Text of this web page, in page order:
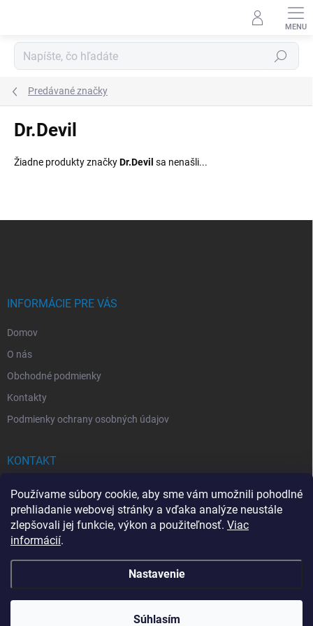
Používame súbory cookie, aby sme vám umožnili pohodlné
prehliadanie webovej stránky a vďaka analýze neustále
zlepšovali jej funkcie, výkon a použiteľnosť. Viac
informácií.
Nastavenie
Súhlasím
Hľadať
Predávané značky
Dr.Devil
Žiadne produkty značkyDr.Devil sa nenašli...
INFORMÁCIE PRE VÁS
Domov
O nás
Obchodné podmienky
Kontakty
Podmienky ochrany osobných údajov
KONTAKT
info@drogerkovo.sk
Copyright 2026Drogerkovo. Všetky práva vyhradené.Upraviť nastavenie
cookies